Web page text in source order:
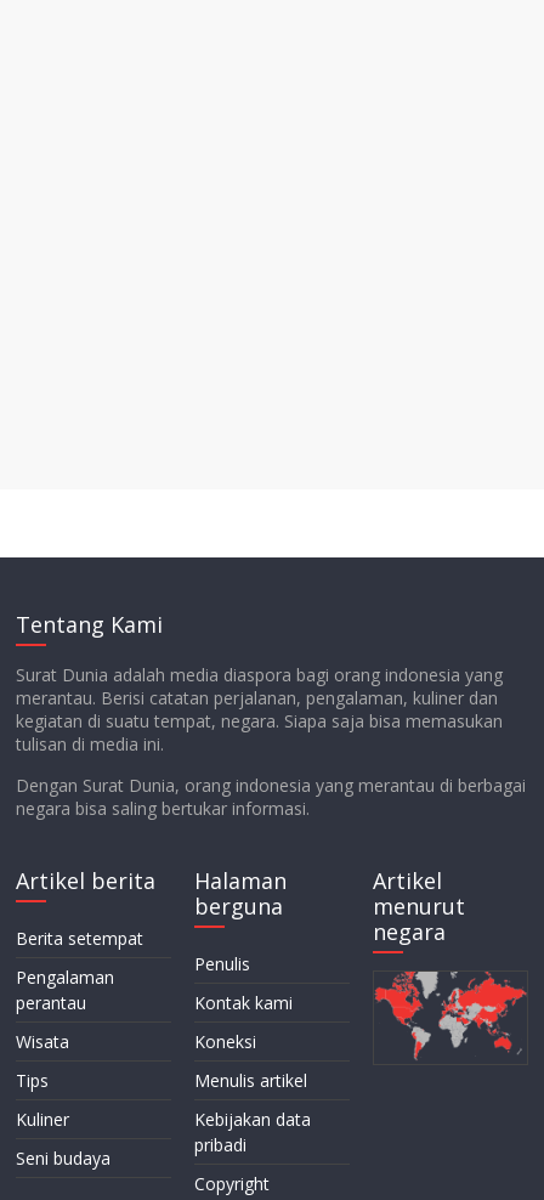
Tentang Kami
Surat Dunia adalah media diaspora bagi orang indonesia yang
merantau. Berisi catatan perjalanan, pengalaman, kuliner dan
kegiatan di suatu tempat, negara. Siapa saja bisa memasukan
tulisan di media ini.
Dengan Surat Dunia, orang indonesia yang merantau di berbagai
negara bisa saling bertukar informasi.
Artikel berita
Berita setempat
Pengalaman
perantau
Wisata
Tips
Kuliner
Seni budaya
Halaman
berguna
Penulis
Kontak kami
Koneksi
Menulis artikel
Kebijakan data
pribadi
Copyright
Artikel
menurut
negara